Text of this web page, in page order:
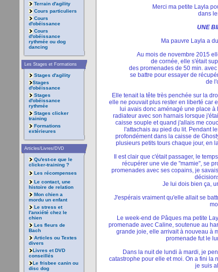
Terrain d'agility
Cours particuliers
Cours
d'obéissance
Cours
d'obéissance
rythmée ou dog
dancing
Les Stages et Formations
Stages d'agility
Stages
d'obéissance
Stages
d'obéissance
rythmée
Stages clicker
training
Formations
extérieures
Articles/Livres/DVD
Qu'est-ce que le
clicker-training ?
Les récompenses
Le contact, une
histoire de relation
Mon chien a
mordu un enfant
Le stress et
l'anxiété chez le
chien
Les fleurs de
Bach
Articles ou Textes
divers
Livres et DVD
conseillés
Le frisbee canin ou
disc dog
Merci ma petite Layla
dans
UNE
Ma pauvre Layla a
Au mois de novembre 2015
de cornée, elle s'était
des promenades de 50 min.
se battre pour essayer de
de
Elle tenait la tête très penchée sur la
elle ne pouvait plus rester en liberté car
lui avais donc aménagé une place
radiateur avec son harnais lorsque
caisse souple et quand j'allais me
l'attachais au pied du lit. Pendant
profondément dans la caisse de
plusieurs petits tours chaque jour, en
Il est clair que c'était passager, le
récupérer une vie de "mamie", se
promenades avec ses copains, je
Je lui dois bien ça,
J'espérais vraiment qu'elle allait se
Le week-end de Pâques ma petite
promenade avec Caline, soutenue au
grande joie, elle arrivait à nouveau à
promenade fut le
Dans la nuit de lundi à mardi, je
catastrophe pour elle et moi. On a fini la
je suis